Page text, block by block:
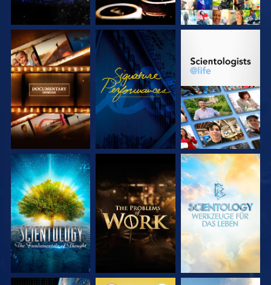
SERIE
ENTDECKEN
ANSEHEN
SERIE
SERIE
ENTDECKEN
SERIE
ENTDECKEN
SERIE
ENTDECKEN